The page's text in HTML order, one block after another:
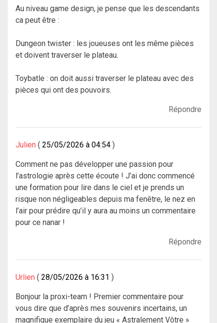
Au niveau game design, je pense que les descendants
ca peut être :
Dungeon twister : les joueuses ont les même pièces
et doivent traverser le plateau.
Toybatle : on doit aussi traverser le plateau avec des
pièces qui ont des pouvoirs.
Répondre
Julien 25/05/2026 à 04:54
Comment ne pas développer une passion pour
l’astrologie après cette écoute ! J’ai donc commencé
une formation pour lire dans le ciel et je prends un
risque non négligeables depuis ma fenêtre, le nez en
l’air pour prédire qu’il y aura au moins un commentaire
pour ce nanar !
Répondre
Urlien 28/05/2026 à 16:31
Bonjour la proxi-team ! Premier commentaire pour
vous dire que d’après mes souvenirs incertains, un
magnifique exemplaire du jeu « Astralement Vôtre »